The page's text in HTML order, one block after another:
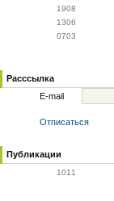
1908
1306
0703
Расссылка
E-mail
Отписаться
Публикации
1011